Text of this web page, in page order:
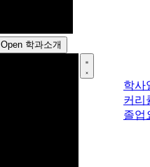
Open 학과소개
학사
커리
졸업